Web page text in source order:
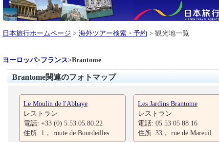
日本旅行ホームページ > 海外ツアー検索・予約 > 観光地一覧
ヨーロッパ>フランス>Brantome
Brantome関連のフォトマップ
Le Moulin de l'Abbaye
レストラン
電話: +33 (0) 5.53.05.80.22
住所: 1， route de Bourdeilles
Les Jardins Brantome
レストラン
電話: 05 53 05 88 16
住所: 33， rue de Mareuil